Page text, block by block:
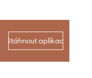
Stáhnout aplikaci